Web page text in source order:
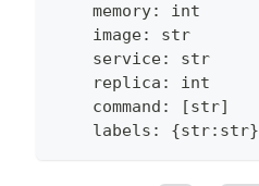
    memory
:
int
    image
:
str
    service
:
str
    replica
:
int
    command
: [str]
    labels
: {str: str}